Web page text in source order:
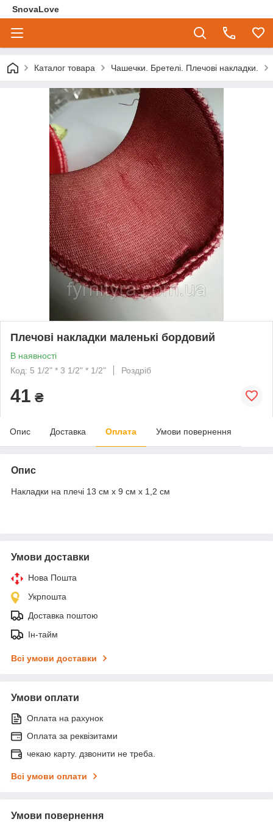
SnovaLove
Каталог товара Чашечки. Бретелі. Плечові накладки.
Плечові накладки маленькі бордовий
В наявності
Код: 5 1/2" * 3 1/2" * 1/2"
Роздріб
41 ₴
Опис Доставка Оплата Умови повернення
Опис
Накладки на плечі 13 см х 9 см х 1,2 см
Умови доставки
Нова Пошта
Укрпошта
Доставка поштою
Ін-тайм
Всі умови доставки
Умови оплати
Оплата на рахунок
Оплата за реквізитами
чекаю карту. дзвонити не треба.
Всі умови оплати
Умови повернення